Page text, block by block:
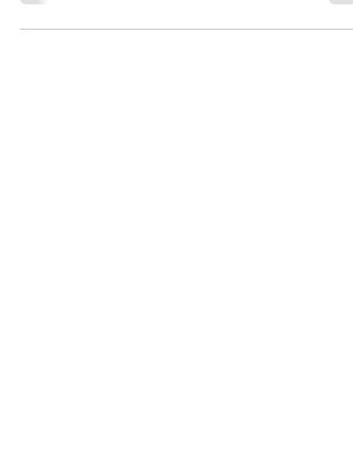
kronik të lidhur me dietën si hocus-pocus. Ata
besojnë se acidifikimi nuk është vërtetuar...